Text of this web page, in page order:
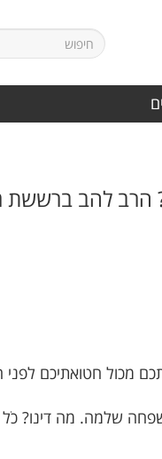
הרב להב ברששת
מכול חטואתיכם לפני
שלמה. מה דינו?